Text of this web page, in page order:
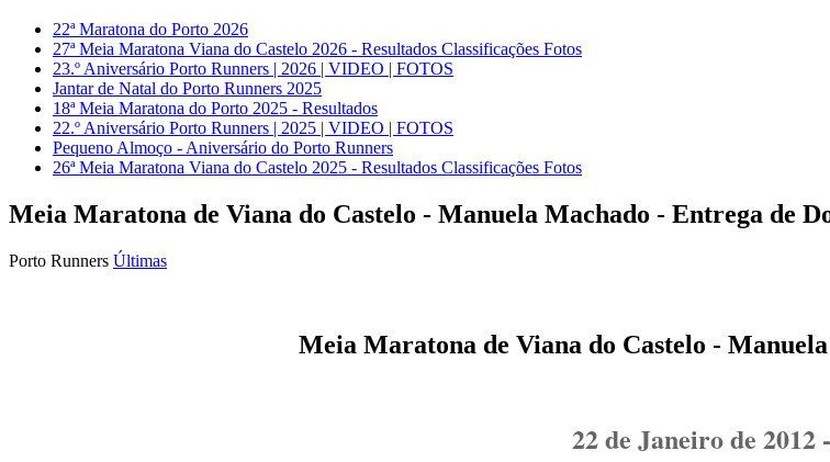
22ª Maratona do Porto 2026
27ª Meia Maratona Viana do Castelo 2026 - Resultados Classificações Fotos
23.º Aniversário Porto Runners | 2026 | VIDEO | FOTOS
Jantar de Natal do Porto Runners 2025
18ª Meia Maratona do Porto 2025 - Resultados
22.º Aniversário Porto Runners | 2025 | VIDEO | FOTOS
Pequeno Almoço - Aniversário do Porto Runners
26ª Meia Maratona Viana do Castelo 2025 - Resultados Classificações Fotos
Meia Maratona de Viana do Castelo - Manuela Machado - Entrega de
Porto Runners Últimas
Meia Maratona de Viana do Castelo -
22 de Janeiro de 2012